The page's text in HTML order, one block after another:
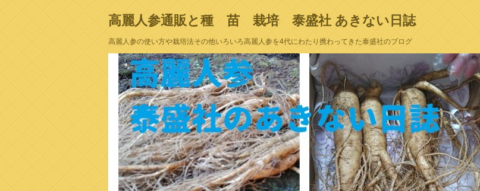
高麗人参通販と種 苗 栽培 泰盛社 あきない日誌
高麗人参の使い方や栽培法その他いろいろ高麗人参を4代にわたり携わってきた泰盛社のブログ